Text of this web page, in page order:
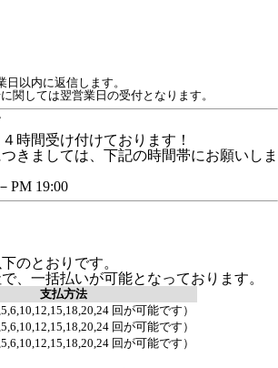
以内に返信します。
関しては翌営業日の受付となります。
時間受け付けております！
きましては、下記の時間帯にお願いしま
PM 19:00
のとおりです。
、一括払いが可能となっております。
支払方法
回が可能です）
回が可能です）
回が可能です）